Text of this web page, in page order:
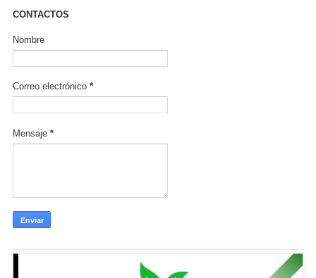
CONTACTOS
Nombre
Correo electrónico *
Mensaje *